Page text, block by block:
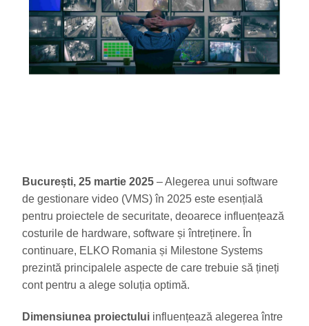
București, 25 martie 2025 – Alegerea unui software
de gestionare video (VMS) în 2025 este esențială
pentru proiectele de securitate, deoarece influențează
costurile de hardware, software și întreținere. În
continuare, ELKO Romania și Milestone Systems
prezintă principalele aspecte de care trebuie să țineți
cont pentru a alege soluția optimă.
Dimensiunea proiectului influențează alegerea între